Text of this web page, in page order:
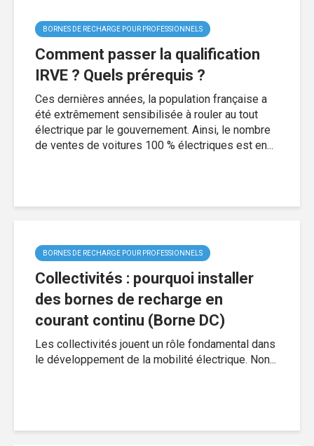
BORNES DE RECHARGE POUR PROFESSIONNELS
Comment passer la qualification
IRVE ? Quels prérequis ?
Ces dernières années, la population française a
été extrêmement sensibilisée à rouler au tout
électrique par le gouvernement. Ainsi, le nombre
de ventes de voitures 100 % électriques est en...
BORNES DE RECHARGE POUR PROFESSIONNELS
Collectivités : pourquoi installer
des bornes de recharge en
courant continu (Borne DC)
Les collectivités jouent un rôle fondamental dans
le développement de la mobilité électrique. Non...